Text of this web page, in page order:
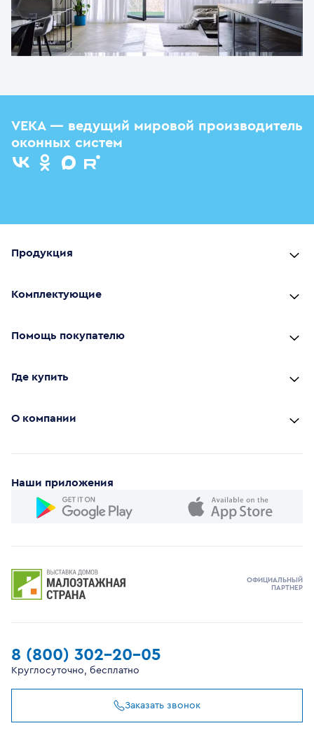
VEKA — ведущий мировой производитель
оконных систем
Продукция
Комплектующие
Помощь покупателю
Где купить
О компании
Наши приложения
8 (800) 302-20-05
Круглосуточно, бесплатно
Заказать звонок
ОФИЦИАЛЬНЫЙ
ПАРТНЕР